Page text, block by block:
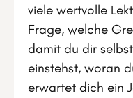
viele wertvolle
Frage, welche
damit du dir
einstehst, woran
erwartet dich ein